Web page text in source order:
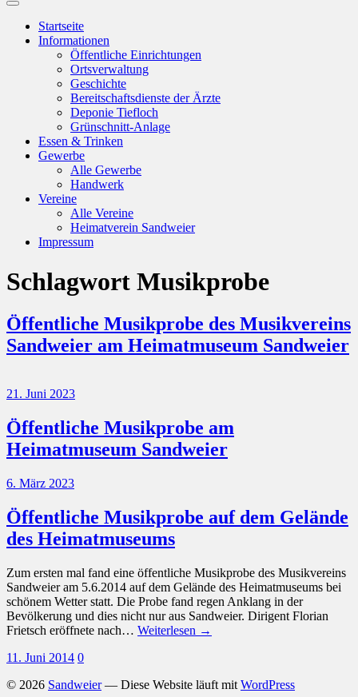
Suchfeld
ein-/ausblenden
Startseite
Informationen
Öffentliche Einrichtungen
Ortsverwaltung
Geschichte
Bereitschaftsdienste der Ärzte
Deponie Tiefloch
Grünschnitt-Anlage
Essen & Trinken
Gewerbe
Alle Gewerbe
Handwerk
Vereine
Alle Vereine
Heimatverein Sandweier
Impressum
Schlagwort Musikprobe
Öffentliche Musikprobe des Musikvereins
Sandweier am Heimatmuseum Sandweier
21. Juni 2023
Öffentliche Musikprobe am
Heimatmuseum Sandweier
6. März 2023
Öffentliche Musikprobe auf dem Gelände
des Heimatmuseums
Zum ersten mal fand eine öffentliche Musikprobe des Musikvereins
Sandweier am 5.6.2014 auf dem Gelände des Heimatmuseums bei
schönem Wetter statt. Die Probe fand regen Anklang in der
Bevölkerung und dies nicht nur aus Sandweier. Dirigent Florian
Frietsch eröffnete nach… Weiterlesen →
11. Juni 2014 0
© 2026 Sandweier— Diese Website läuft mit WordPress